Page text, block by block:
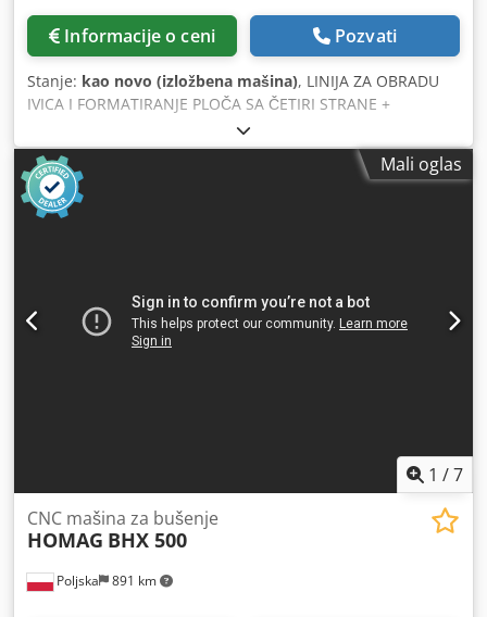
Informacije o ceni Pozvati
Stanje: kao novo (izložbena mašina), LINIJA ZA OBRADU
IVICA I FORMATIRANJE PLOČA SA ČETIRI STRANE +
BUŠILICA Dimenzije ploča: MIN. mm 195 x 250 x 60 / MAKS.
mm 1200 x 2500 x 60 Sastoji se od sledećih mašina:
202005a) 1. Dvostrana mašina za formatiranje i lepljenje
ivica „HOMAG“, model KFL 325/M1/C Cjdezrd Dhjpfx Ac Hjrf
202005b) Okretna stanica (90° UZDUŽNO-POPREČNO)
Kontinuirana bušilica „WEEKE“, model BST 503
Mali oglas
1 /7
Poljska 891 km
CNC mašina za bušenje
HOMAG BHX 500